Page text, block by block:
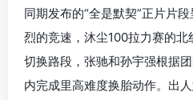
同期发布的“全是默契”正片片
烈的竞速，沐尘100拉力赛的
切换路段，张驰和孙宇强根据
内完成里高难度换胎动作。出